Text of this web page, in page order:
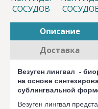
Описание
Доставка
Везуген лингвал -
на основе
сублингвальной
Везуген лингвал